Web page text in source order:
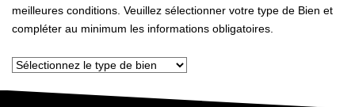
NOTRE AGENCE
meilleures conditions. Veuillez sélectionner votre type de Bien et
compléter au minimum les informations obligatoires.